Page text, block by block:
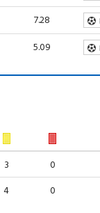
7.28
5.09
3 0
4 0